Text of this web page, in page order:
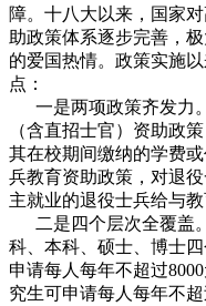
障。十八大以来，国家
助政策体系逐步完善，
的爱国热情。政策实施
点：
一是两项政策齐发力
（含直招士官）资助政
其在校期间缴纳的学费
兵教育资助政策，对退
主就业的退役士兵给与教
二是四个层次全覆盖
科、本科、硕士、博士
申请每人每年不超过
究生可申请每人每年不超